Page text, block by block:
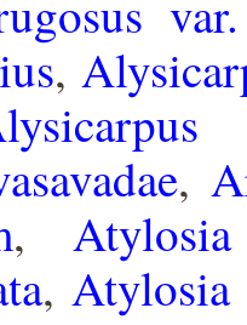
,
,
,
,Atylosia